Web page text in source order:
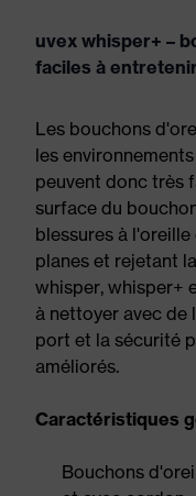
uvex whisper+ –
faciles à
Les bouchons
les
peuvent donc très
surface du
blessures à
planes et rejetant
whisper, whisper+
à nettoyer avec de
port et la sécurité
améliorés.
Caractéristiques
Bouchons